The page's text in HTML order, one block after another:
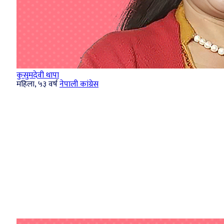
कुसुमदेवी थापा
महिला, ५३ वर्षनेपाली कांग्रेस